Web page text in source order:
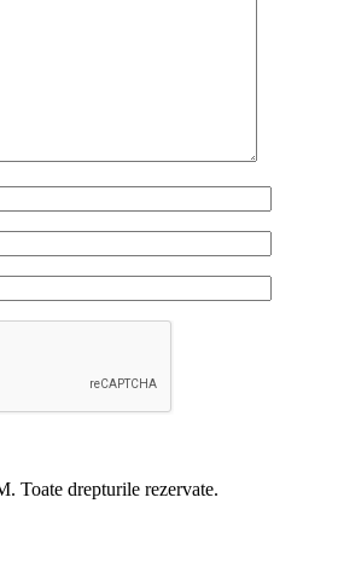
Toate drepturile rezervate.